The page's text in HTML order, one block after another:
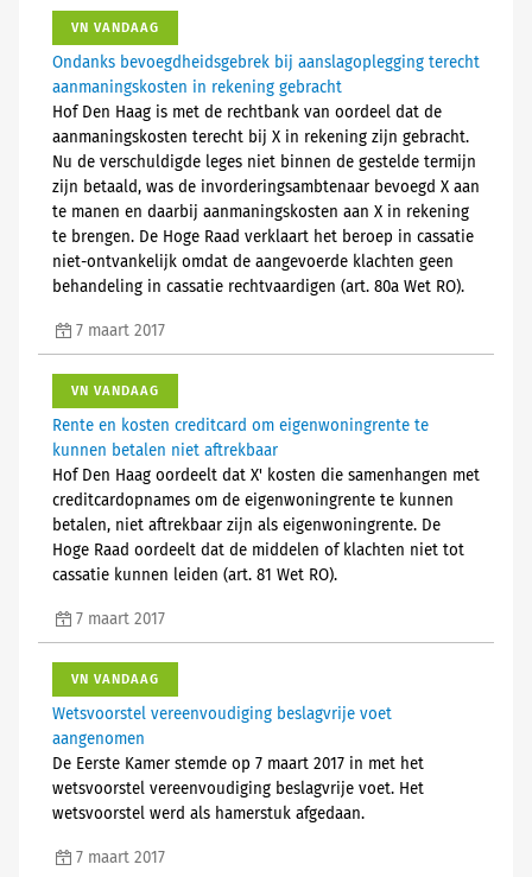
VN VANDAAG
Ondanks bevoegdheidsgebrek bij aanslagoplegging terecht
aanmaningskosten in rekening gebracht
Hof Den Haag is met de rechtbank van oordeel dat de
aanmaningskosten terecht bij X in rekening zijn gebracht.
Nu de verschuldigde leges niet binnen de gestelde termijn
zijn betaald, was de invorderingsambtenaar bevoegd X aan
te manen en daarbij aanmaningskosten aan X in rekening
te brengen. De Hoge Raad verklaart het beroep in cassatie
niet-ontvankelijk omdat de aangevoerde klachten geen
behandeling in cassatie rechtvaardigen (art. 80a Wet RO).
7 maart 2017
VN VANDAAG
Rente en kosten creditcard om eigenwoningrente te
kunnen betalen niet aftrekbaar
Hof Den Haag oordeelt dat X' kosten die samenhangen met
creditcardopnames om de eigenwoningrente te kunnen
betalen, niet aftrekbaar zijn als eigenwoningrente. De
Hoge Raad oordeelt dat de middelen of klachten niet tot
cassatie kunnen leiden (art. 81 Wet RO).
7 maart 2017
VN VANDAAG
Wetsvoorstel vereenvoudiging beslagvrije voet
aangenomen
De Eerste Kamer stemde op 7 maart 2017 in met het
wetsvoorstel vereenvoudiging beslagvrije voet. Het
wetsvoorstel werd als hamerstuk afgedaan.
7 maart 2017